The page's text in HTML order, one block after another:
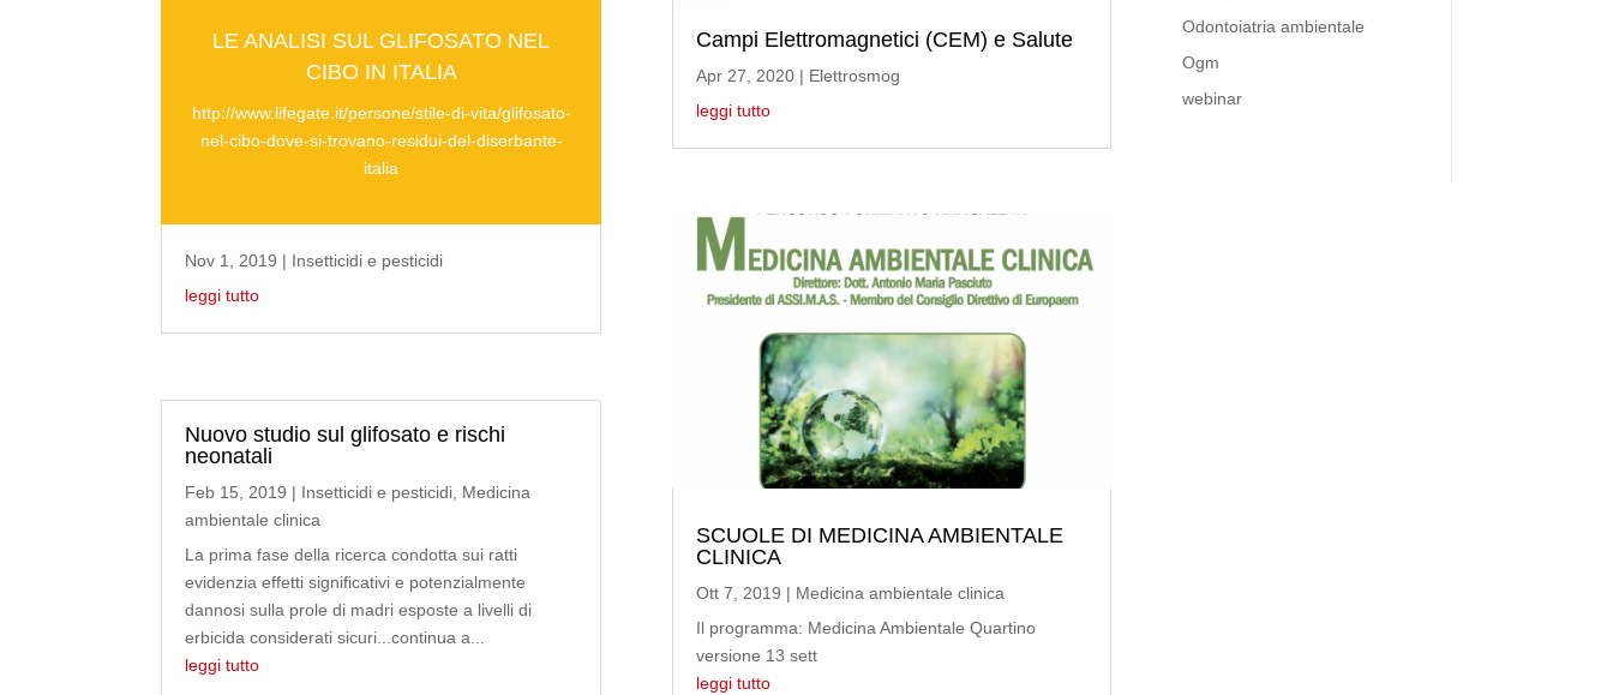
LE ANALISI SUL GLIFOSATO NEL
CIBO IN ITALIA
http://www.lifegate.it/persone/stile-di-vita/glifosato-
nel-cibo-dove-si-trovano-residui-del-diserbante-
italia
Nov 1, 2019 | Insetticidi e pesticidi
leggi tutto
Nuovo studio sul glifosato e rischi
neonatali
Feb 15, 2019 | Insetticidi e pesticidi Medicina
ambientale clinica
La prima fase della ricerca condotta sui ratti
evidenzia effetti significativi e potenzialmente
dannosi sulla prole di madri esposte a livelli di
erbicida considerati sicuri...continua a...
leggi tutto
Campi Elettromagnetici (CEM) e Salute
Apr 27, 2020| Elettrosmog
leggi tutto
SCUOLE DI MEDICINA AMBIENTALE
CLINICA
Ott 7, 2019 | Medicina ambientale clinica
Il programma: Medicina Ambientale Quartino
versione 13 sett
leggi tutto
Odontoiatria ambientale
Ogm
webinar